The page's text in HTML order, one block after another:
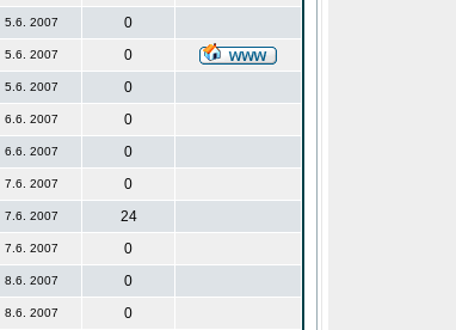
5.6. 2007
0
5.6. 2007
0
5.6. 2007
0
6.6. 2007
0
6.6. 2007
0
7.6. 2007
0
7.6. 2007
24
7.6. 2007
0
8.6. 2007
0
8.6. 2007
0